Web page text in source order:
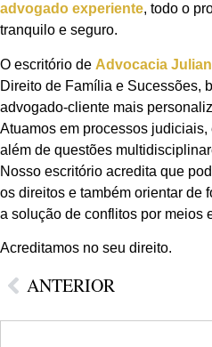
advogado experiente, todo o
tranquilo e seguro.
O escritório de Advocacia
Direito de Família e Sucessões,
advogado-cliente mais
Atuamos em processos
além de questões
Nosso escritório acredita que
os direitos e também orientar de
a solução de conflitos por meios
Acreditamos no seu direito.
ANTERIOR